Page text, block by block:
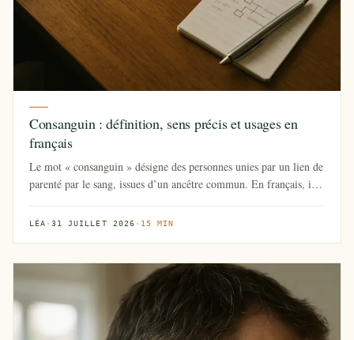
Consanguin : définition, sens précis et usages en
français
Le mot « consanguin » désigne des personnes unies par un lien de
parenté par le sang, issues d’un ancêtre commun. En français, il
LÉA ·31 JUILLET 2026 · 15 MIN